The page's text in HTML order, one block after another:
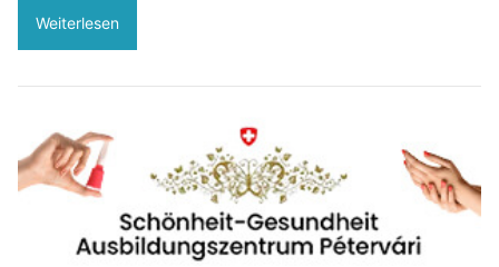
Weiterlesen